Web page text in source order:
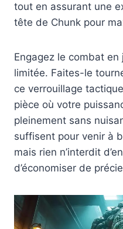
tout en assurant une
tête de Chunk pour
Engagez le combat
limitée. Faites-le
ce verrouillage
pièce où votre
pleinement sans
suffisent pour venir à
mais rien n’interdit
d’économiser de